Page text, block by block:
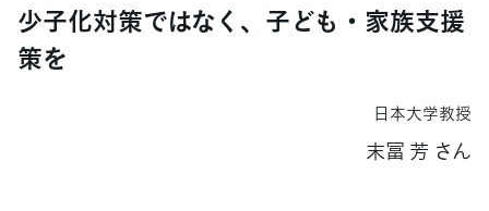
少子化対策ではなく、子ども・家族支援
策を
日本大学教授
末冨 芳 さん